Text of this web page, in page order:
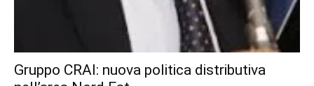
Gruppo CRAI: nuova politica distributiva